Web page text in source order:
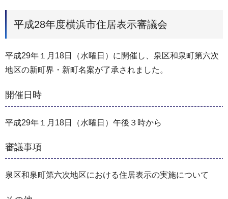
平成28年度横浜市住居表示審議会
平成29年１月18日（水曜日）に開催し、泉区和泉町第六次
地区の新町界・新町名案が了承されました。
開催日時
平成29年１月18日（水曜日）午後３時から
審議事項
泉区和泉町第六次地区における住居表示の実施について